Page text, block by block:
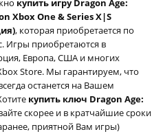
купить игру Dragon Age:
Xbox One & Series X|S
, которая приобретается по
Игры приобретаются в
Европа, США и многих
Store. Мы гарантируем, что
останется на Вашем
купить ключ Dragon Age:
скорее и в кратчайшие сроки
приятной Вам игры)